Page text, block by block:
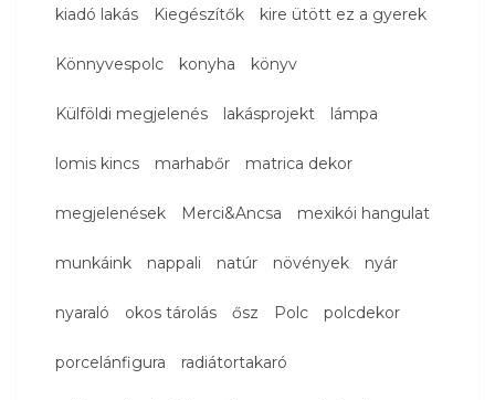
kiadó lakás Kiegészítők kire ütött ez a gyerek
Könnyvespolc konyha könyv
Külföldi megjelenés lakásprojekt lámpa
lomis kincs marhabőr matrica dekor
megjelenések Merci&Ancsa mexikói hangulat
munkáink nappali natúr növények nyár
nyaraló okos tárolás ősz Polc polcdekor
porcelánfigura radiátortakaró